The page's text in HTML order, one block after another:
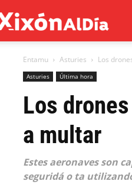
al
día
Entamu Asturies Los
Asturies Última hora
Los
a multar
Estes aeronaves son
seguridá o ta